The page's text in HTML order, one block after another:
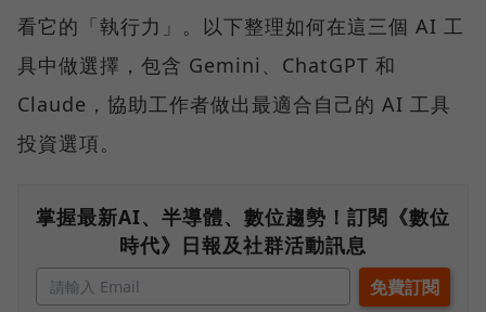
看它的「執行力」。以下整理如何在這三個 AI 工
具中做選擇，包含 Gemini、ChatGPT 和
Claude，協助工作者做出最適合自己的 AI 工具
投資選項。
掌握最新AI、半導體、數位趨勢！訂閱《數位
時代》日報及社群活動訊息